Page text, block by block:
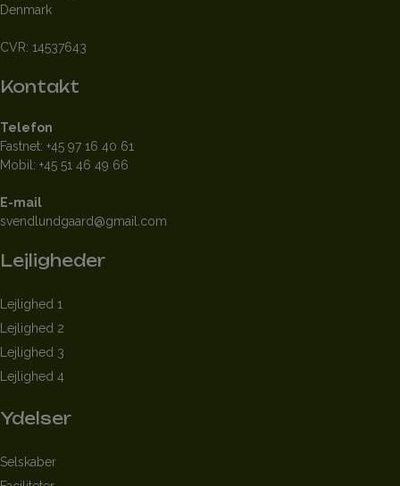
Denmark
CVR: 14537643
Kontakt
Telefon
Fastnet: +45 97 16 40 61
Mobil: +45 51 46 49 66
E-mail
svendlundgaard@gmail.com
Lejligheder
Lejlighed 1
Lejlighed 2
Lejlighed 3
Lejlighed 4
Ydelser
Selskaber